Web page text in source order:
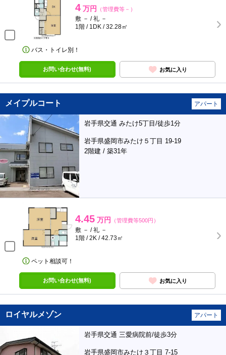
4 万円 （管理費等－）
敷 － / 礼 －
1階 / 1DK / 32.28㎡
バス・トイレ別！
お問い合わせ(無料) お気に入り
メイプルコート アパート
岩手県交通 みたけ5丁目/徒歩1分
岩手県盛岡市みたけ５丁目 19-19
2階建 / 築31年
4.45 万円 （管理費等500円）
敷 － / 礼 －
1階 / 2K / 42.73㎡
ペット相談可！
お問い合わせ(無料) お気に入り
ロイヤルメゾン アパート
岩手県交通 三愛病院前/徒歩3分
岩手県盛岡市みたけ３丁目 7-15